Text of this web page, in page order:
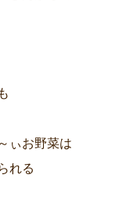
ぃお野菜は
れる